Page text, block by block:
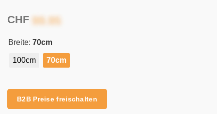
CHF
Breite: 70cm
100cm 70cm
B2B Preise freischalten